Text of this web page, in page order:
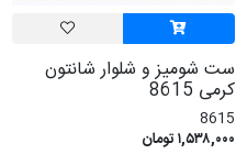
ست شومیز و شلوار شانتون
کرمی 8615
8615
۱,۵۳۸,۰۰۰ تومان